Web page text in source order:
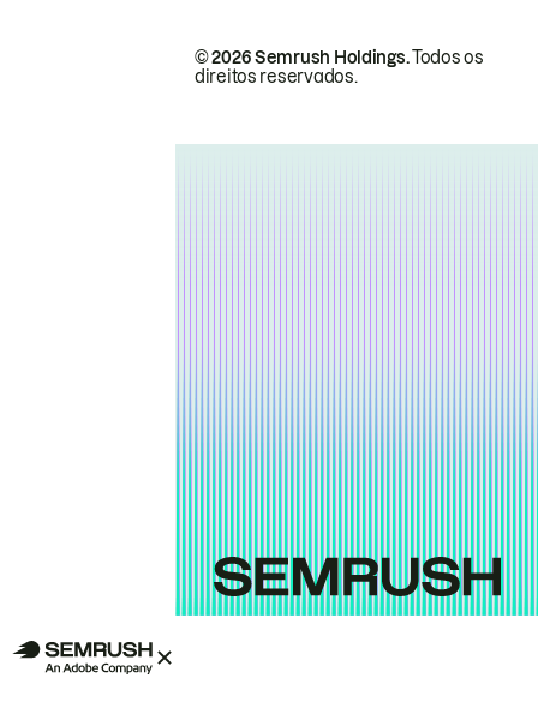
© 2026 Semrush Holdings.Todos os
direitos reservados.